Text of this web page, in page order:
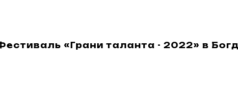
«Грани таланта - 2022» в